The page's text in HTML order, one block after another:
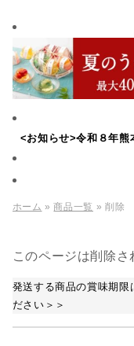
<お知らせ>令和８年熊
ホーム »商品一覧 » 削除
このページは削除さ
発送する商品の賞味期限
ださい＞＞